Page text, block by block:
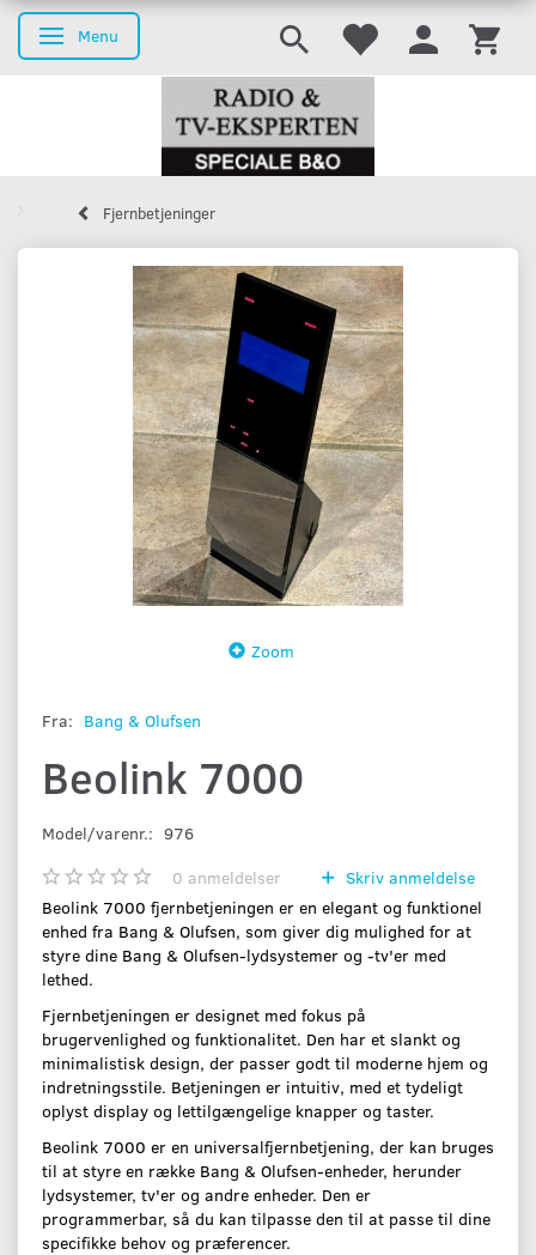
Skifte navigation
Menu
Fjernbetjeninger
Zoom
Fra: Bang & Olufsen
Beolink 7000
Model/varenr.: 976
0 anmeldelser
Skriv anmeldelse
Beolink 7000 fjernbetjeningen er en elegant og funktionel
enhed fra Bang & Olufsen, som giver dig mulighed for at
styre dine Bang & Olufsen-lydsystemer og -tv'er med
lethed.
Fjernbetjeningen er designet med fokus på
brugervenlighed og funktionalitet. Den har et slankt og
minimalistisk design, der passer godt til moderne hjem og
indretningsstile. Betjeningen er intuitiv, med et tydeligt
oplyst display og lettilgængelige knapper og taster.
Beolink 7000 er en universalfjernbetjening, der kan bruges
til at styre en række Bang & Olufsen-enheder, herunder
lydsystemer, tv'er og andre enheder. Den er
programmerbar, så du kan tilpasse den til at passe til dine
specifikke behov og præferencer.